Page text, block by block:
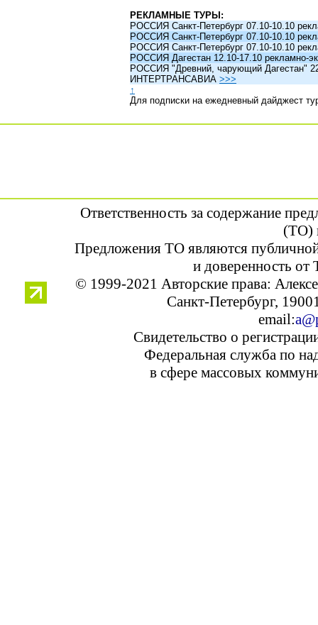
РЕКЛАМНЫЕ ТУРЫ:
РОССИЯ Санкт-Петербург 07.10-10.10
РОССИЯ Санкт-Петербург 07.10-10.10
РОССИЯ Санкт-Петербург 07.10-10.10
РОССИЯ Дагестан 12.10-17.10 рекламно-
РОССИЯ "Древний, чарующий Дагестан"
ИНТЕРТРАНСАВИА >>>
↑
Для подписки на ежедневный дайджест
Ответственность за содержание
(ТО)
Предложения ТО являются
и доверенность от
© 1999-2021 Авторские права:
Санкт-Петербург,
email:
Свидетельство о
Федеральная служба по
в сфере массовых